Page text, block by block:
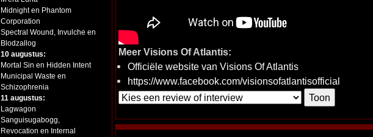
Midnight en Phantom
Corporation
Spectral Wound, Invulche en
Blodzallog
10 augustus:
Mortal Sin en Hidden Intent
Municipal Waste en
Schizophrenia
11 augustus:
Lagwagon
Sanguisugabogg,
Revocation en Internal
Meer Visions Of Atlantis:
Officiële website van Visions Of Atlantis
https://www.facebook.com/visionsofatlantisofficial